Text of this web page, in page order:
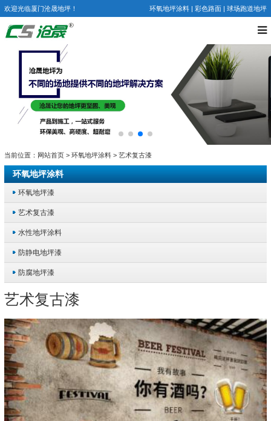
环氧地坪涂料| 彩色路面| 球场跑道地坪
欢迎光临厦门沧晟地坪！
当前位置： 网站首页 >环氧地坪涂料 >艺术复古漆
环氧地坪涂料
环氧地坪漆
艺术复古漆
水性地坪涂料
防静电地坪漆
防腐地坪漆
艺术复古漆